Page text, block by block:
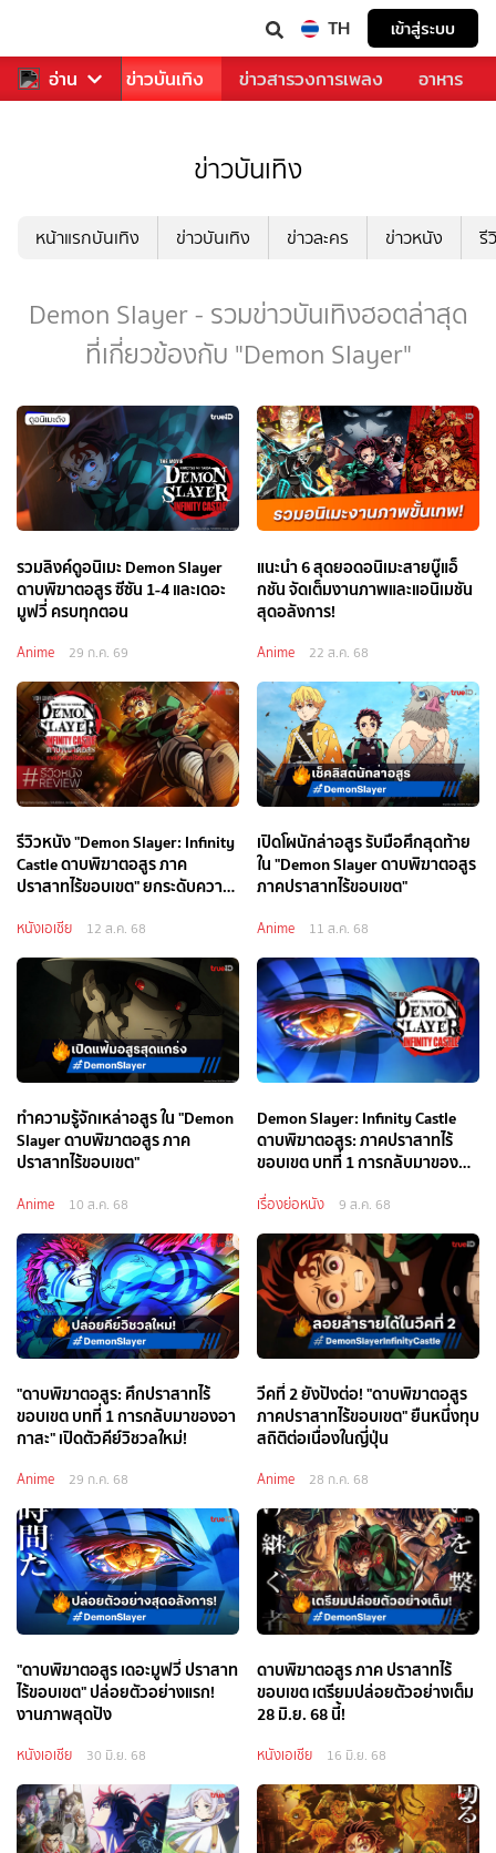
TH เข้าสู่ระบบ
อ่าน
ฬา ข่าว ข่าวบันเทิง ข่าวสารวงการเพลง อาหาร
ข่าวบันเทิง
หน้าแรกบันเทิง ข่าวบันเทิง ข่าวละคร ข่าวหนัง รี
Demon Slayer - รวมข่าวบันเทิงฮอตล่าสุด
ที่เกี่ยวข้องกับ "Demon Slayer"
รวมลิงค์ดูอนิเมะ Demon Slayer
ดาบพิฆาตอสูร ซีซัน 1-4 และเดอะ
มูฟวี่ ครบทุกตอน
Anime 29 ก.ค. 69
แนะนำ 6 สุดยอดอนิเมะสายบู๊แอ็
กชัน จัดเต็มงานภาพและแอนิเมชัน
สุดอลังการ!
Anime 22 ส.ค. 68
รีวิวหนัง "Demon Slayer: Infinity
Castle ดาบพิฆาตอสูร ภาค
ปราสาทไร้ขอบเขต" ยกระดับความ
หนังเอเชีย 12 ส.ค. 68
เปิดโผนักล่าอสูร รับมือศึกสุดท้าย
ใน "Demon Slayer ดาบพิฆาตอสูร
ภาคปราสาทไร้ขอบเขต"
Anime 11 ส.ค. 68
ทำความรู้จักเหล่าอสูร ใน "Demon
Slayer ดาบพิฆาตอสูร ภาค
ปราสาทไร้ขอบเขต"
Anime 10 ส.ค. 68
Demon Slayer: Infinity Castle
ดาบพิฆาตอสูร: ภาคปราสาทไร้
ขอบเขต บทที่ 1 การกลับมาของอา
เรื่องย่อหนัง 9 ส.ค. 68
"ดาบพิฆาตอสูร: ศึกปราสาทไร้
ขอบเขต บทที่ 1 การกลับมาของอา
กาสะ" เปิดตัวคีย์วิชวลใหม่!
Anime 29 ก.ค. 68
วีคที่ 2 ยังปังต่อ! "ดาบพิฆาตอสูร
ภาคปราสาทไร้ขอบเขต" ยืนหนึ่งทุบ
สถิติต่อเนื่องในญี่ปุ่น
Anime 28 ก.ค. 68
"ดาบพิฆาตอสูร เดอะมูฟวี่ ปราสาท
ไร้ขอบเขต" ปล่อยตัวอย่างแรก!
งานภาพสุดปัง
หนังเอเชีย 30 มิ.ย. 68
ดาบพิฆาตอสูร ภาค ปราสาทไร้
ขอบเขต เตรียมปล่อยตัวอย่างเต็ม
28 มิ.ย. 68 นี้!
หนังเอเชีย 16 มิ.ย. 68